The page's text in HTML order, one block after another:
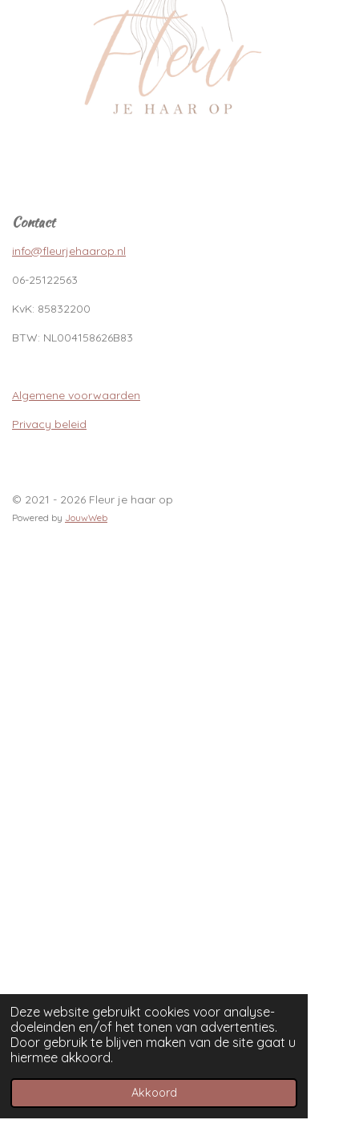
Deze website gebruikt cookies voor analyse-
doeleinden en/of het tonen van advertenties.
Door gebruik te blijven maken van de site gaat u
hiermee akkoord.
Akkoord
Contact
info@fleurjehaarop.nl
06-25122563
KvK: 85832200
BTW: NL004158626B83
Algemene voorwaarden
Privacy beleid
© 2021 - 2026 Fleur je haar op
Powered by JouwWeb